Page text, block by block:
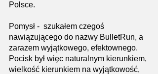
Polsce.
Pomysł -  szukałem czegoś
nawiązującego do nazwy BulletRun, a
zarazem wyjątkowego, efektownego.
Pocisk był więc naturalnym kierunkiem,
wielkość kierunkiem na wyjątkowość,